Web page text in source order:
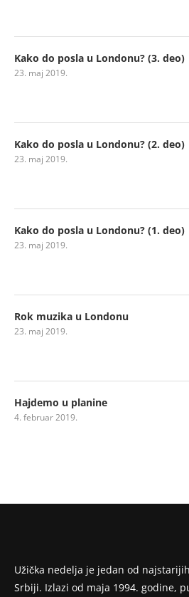
Kako do posla u Londonu? (3. deo)
23. maj 2019.
Kako do posla u Londonu? (2. deo)
23. maj 2019.
Kako do posla u Londonu? (1. deo)
23. maj 2019.
Rok muzika u Londonu
23. maj 2019.
Hajdemo u planine
4. februar 2019.
Užička nedelja je jedan od
Srbiji. Izlazi od maja 1994. godine,